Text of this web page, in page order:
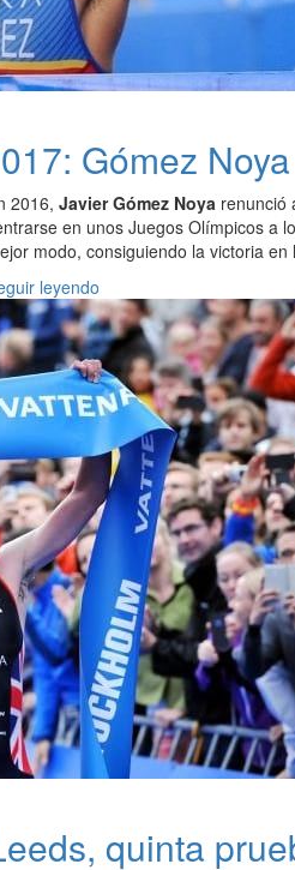
Gómez
2016, Javier Gómez Noya renunció
en unos Juegos Olímpicos a
modo, consiguiendo la victoria en
leyendo
quinta